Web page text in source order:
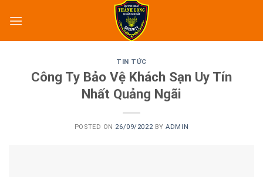
TIN TỨC
Công Ty Bảo Vệ Khách Sạn Uy Tín
Nhất Quảng Ngãi
POSTED ON 26/09/2022 BYADMIN